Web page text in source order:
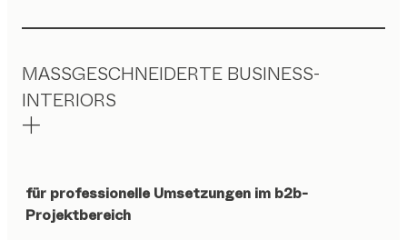
MASSGESCHNEIDERTE BUSINESS-
INTERIORS
für professionelle Umsetzungen im b2b-
Projektbereich